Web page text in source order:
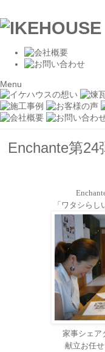
Menu
Enchante第24
「ワタシらし
家事シェア
献立お任